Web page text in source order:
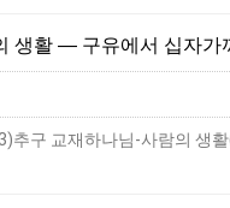
생활 ― 구유에서 십자가
구 교재하나님-사람의 생